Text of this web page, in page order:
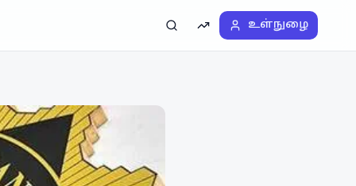
தேடல்டிரெண்டிங்உள்நுழை